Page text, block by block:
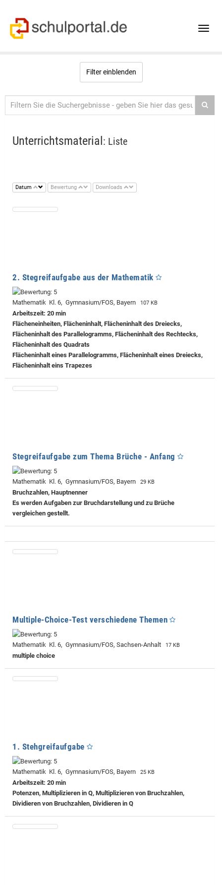
Toggle
Filter einblenden
Unterrichtsmaterial : Liste
Datum Bewertung Downloads
2. Stegreifaufgabe aus der Mathematik
Mathematik Kl. 6, Gymnasium/FOS, Bayern 107 KB
Arbeitszeit: 20 min
Flächeneinheiten, Flächeninhalt, Flächeninhalt des Dreiecks,
Flächeninhalt des Parallelogramms, Flächeninhalt des Rechtecks,
Flächeninhalt des Quadrats
Flächeninhalt eines Parallelogramms, Flächeninhalt eines Dreiecks,
Flächeninhalt eins Trapezes
Stegreifaufgabe zum Thema Brüche - Anfang
Mathematik Kl. 6, Gymnasium/FOS, Bayern 29 KB
Bruchzahlen, Hauptnenner
Es werden Aufgaben zur Bruchdarstellung und zu Brüche
vergleichen gestellt.
Multiple-Choice-Test verschiedene Themen
Mathematik Kl. 6, Gymnasium/FOS, Sachsen-Anhalt 17 KB
multiple choice
1. Stehgreifaufgabe
Mathematik Kl. 6, Gymnasium/FOS, Bayern 25 KB
Arbeitszeit: 20 min
Potenzen, Multiplizieren in Q, Multiplizieren von Bruchzahlen,
Dividieren von Bruchzahlen, Dividieren in Q